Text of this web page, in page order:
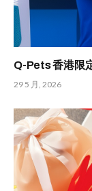
Q-Pets 香港限
29 5 月, 2026